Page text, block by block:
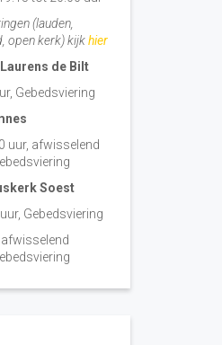
(lauden,
open kerk) kijkhier
de Bilt
Gebedsviering
uur, afwisselend
Soest
Gebedsviering